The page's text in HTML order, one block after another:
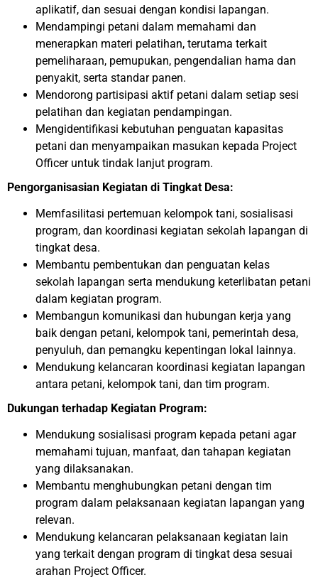
aplikatif, dan sesuai dengan kondisi lapangan.
Mendampingi petani dalam memahami dan
menerapkan materi pelatihan, terutama terkait
pemeliharaan, pemupukan, pengendalian hama dan
penyakit, serta standar panen.
Mendorong partisipasi aktif petani dalam setiap sesi
pelatihan dan kegiatan pendampingan.
Mengidentifikasi kebutuhan penguatan kapasitas
petani dan menyampaikan masukan kepada Project
Officer untuk tindak lanjut program.
Pengorganisasian Kegiatan di Tingkat Desa:
Memfasilitasi pertemuan kelompok tani, sosialisasi
program, dan koordinasi kegiatan sekolah lapangan di
tingkat desa.
Membantu pembentukan dan penguatan kelas
sekolah lapangan serta mendukung keterlibatan petani
dalam kegiatan program.
Membangun komunikasi dan hubungan kerja yang
baik dengan petani, kelompok tani, pemerintah desa,
penyuluh, dan pemangku kepentingan lokal lainnya.
Mendukung kelancaran koordinasi kegiatan lapangan
antara petani, kelompok tani, dan tim program.
Dukungan terhadap Kegiatan Program:
Mendukung sosialisasi program kepada petani agar
memahami tujuan, manfaat, dan tahapan kegiatan
yang dilaksanakan.
Membantu menghubungkan petani dengan tim
program dalam pelaksanaan kegiatan lapangan yang
relevan.
Mendukung kelancaran pelaksanaan kegiatan lain
yang terkait dengan program di tingkat desa sesuai
arahan Project Officer.